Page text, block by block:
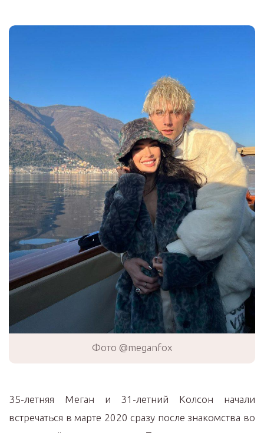
Фото @meganfox
35-летняя Меган и 31-летний Колсон начали
встречаться в марте 2020 сразу после знакомства во